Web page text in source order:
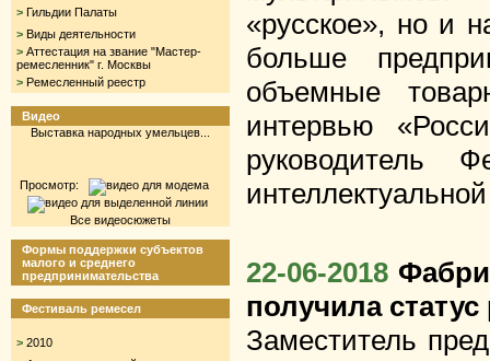
> Гильдии Палаты
> Виды деятельности
> Аттестация на звание "Мастер-
ремесленник" г. Москвы
> Ремесленный реестр
Видео
Выставка народных умельцев...
Просмотр:
Все видеосюжеты
Формы поддержки субъектов
малого и среднего
предпринимательства
Фестиваль ремесел
> 2010
«русское», но и
больше
объемные
интервью
руководитель
22-06-2018
получила
Заместитель